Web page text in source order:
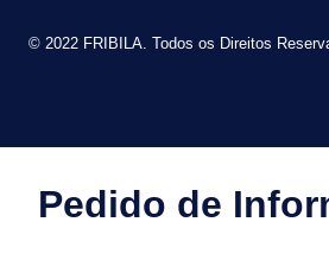
© 2022 FRIBILA. Todos os Direitos
Pedido de